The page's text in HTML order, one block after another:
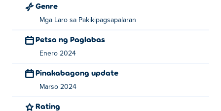
Genre
Mga Laro sa Pakikipagsapalaran
Petsa ng Paglabas
Enero 2024
Pinakabagong update
Marso 2024
Rating